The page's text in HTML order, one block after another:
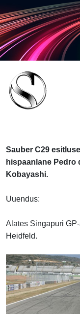
Sauber C29
hispaanlane Pedro
Kobayashi.
Uuendus:
Alates Singapuri
Heidfeld.